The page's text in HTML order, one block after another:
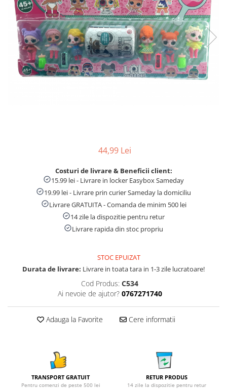
Tablite educative
44,99 Lei
Costuri de livrare & Beneficii client:
15.99 lei - Livrare in locker Easybox Sameday
19.99 lei - Livrare prin curier Sameday la domiciliu
Livrare GRATUITA - Comanda de minim 500 lei
14 zile la dispozitie pentru retur
Livrare rapida din stoc propriu
STOC EPUIZAT
Durata de livrare: Livrare in toata tara in 1-3 zile lucratoare!
Cod Produs: C534
Ai nevoie de ajutor? 0767271740
Adauga la Favorite Cere informatii
TRANSPORT GRATUIT
Pentru comenzi de peste 500 lei
RETUR PRODUS
14 zile la dispozitie pentru retur